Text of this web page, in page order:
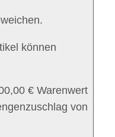
können
€ Warenwert
von